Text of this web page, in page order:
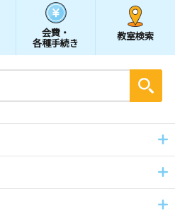
会費・
各種手続き
教室検索